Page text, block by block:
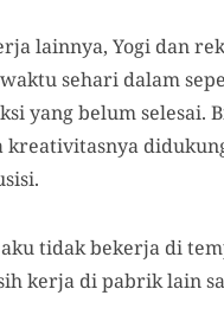
lainnya, Yogi dan
sehari dalam
yang belum
aku tidak bekerja di
kerja di pabrik lain